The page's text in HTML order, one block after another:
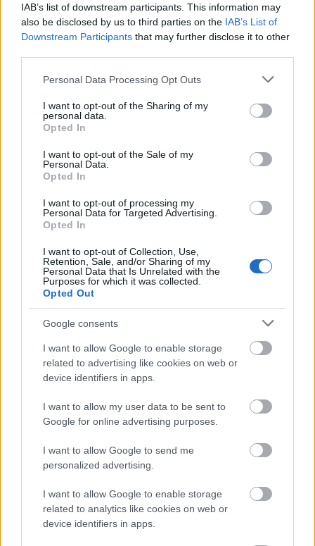
IAB’s list of downstream participants. This information may
also be disclosed by us to third parties on the IAB’s List of
Downstream Participants that may further disclose it to other
Please note that this website/app uses one or more Google
not limited to your visit or usage behaviour. You may click to
grant or deny consent to Google and its third-party tags to
use your data for below specified purposes in below Google
consent section.
Personal Data Processing Opt Outs
I want to opt-out of the Sharing of my
personal data.
Opted In
I want to opt-out of the Sale of my
Personal Data.
Opted In
I want to opt-out of processing my
Personal Data for Targeted Advertising.
Opted In
I want to opt-out of Collection, Use,
Retention, Sale, and/or Sharing of my
Personal Data that Is Unrelated with the
Purposes for which it was collected.
Opted Out
Google consents
I want to allow Google to enable storage
related to advertising like cookies on web or
device identifiers in apps.
I want to allow my user data to be sent to
Google for online advertising purposes.
I want to allow Google to send me
personalized advertising.
I want to allow Google to enable storage
related to analytics like cookies on web or
device identifiers in apps.
Immár a Nemzetközi Atomenergia Ügynökség sztenderdjei
Összhangban építeni a környezettel – a Duna felett
avattak Építőipari Nívódíj-táblát
A Paks és Kalocsa között létrejött, 946,2 méter hosszú, 10
támaszú híd az egész hídépítő szakma számára történelmi
HÍRLEVÉL
E-mail cím
Feliratkozom a hírlevélre és elfogadom az
FELIRATKOZÁS
LEGFRISSEBB